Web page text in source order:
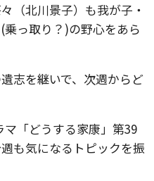
（北川景子）も我が子・
っ取り？)の野心をあら
志を継いで、次週からど
「どうする家康」第39
も気になるトピックを振